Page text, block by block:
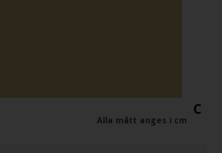
C
Alla mått anges i cm